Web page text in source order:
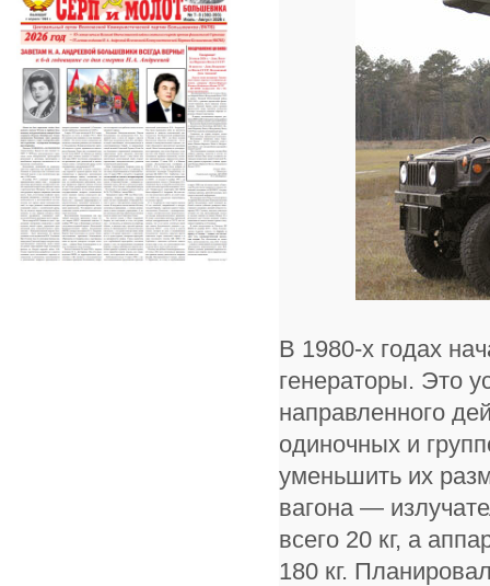
В 1980-х годах
генераторы. Это
направленного
одиночных и
уменьшить их
вагона —
всего 20 кг, а
180 кг.